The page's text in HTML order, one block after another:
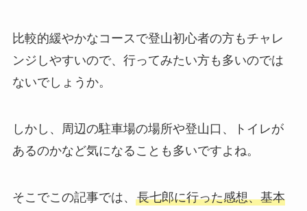
比較的緩やかなコースで登山初心者の方もチャレ
ンジしやすいので、行ってみたい方も多いのでは
ないでしょうか。
しかし、周辺の駐車場の場所や登山口、トイレが
あるのかなど気になることも多いですよね。
そこでこの記事では、 長七郎に行った感想、基本